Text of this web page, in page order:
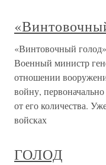
«Винтовочный
Военный министр
отношении
войну, первоначально
от его количества.
войсках
ГОЛОД